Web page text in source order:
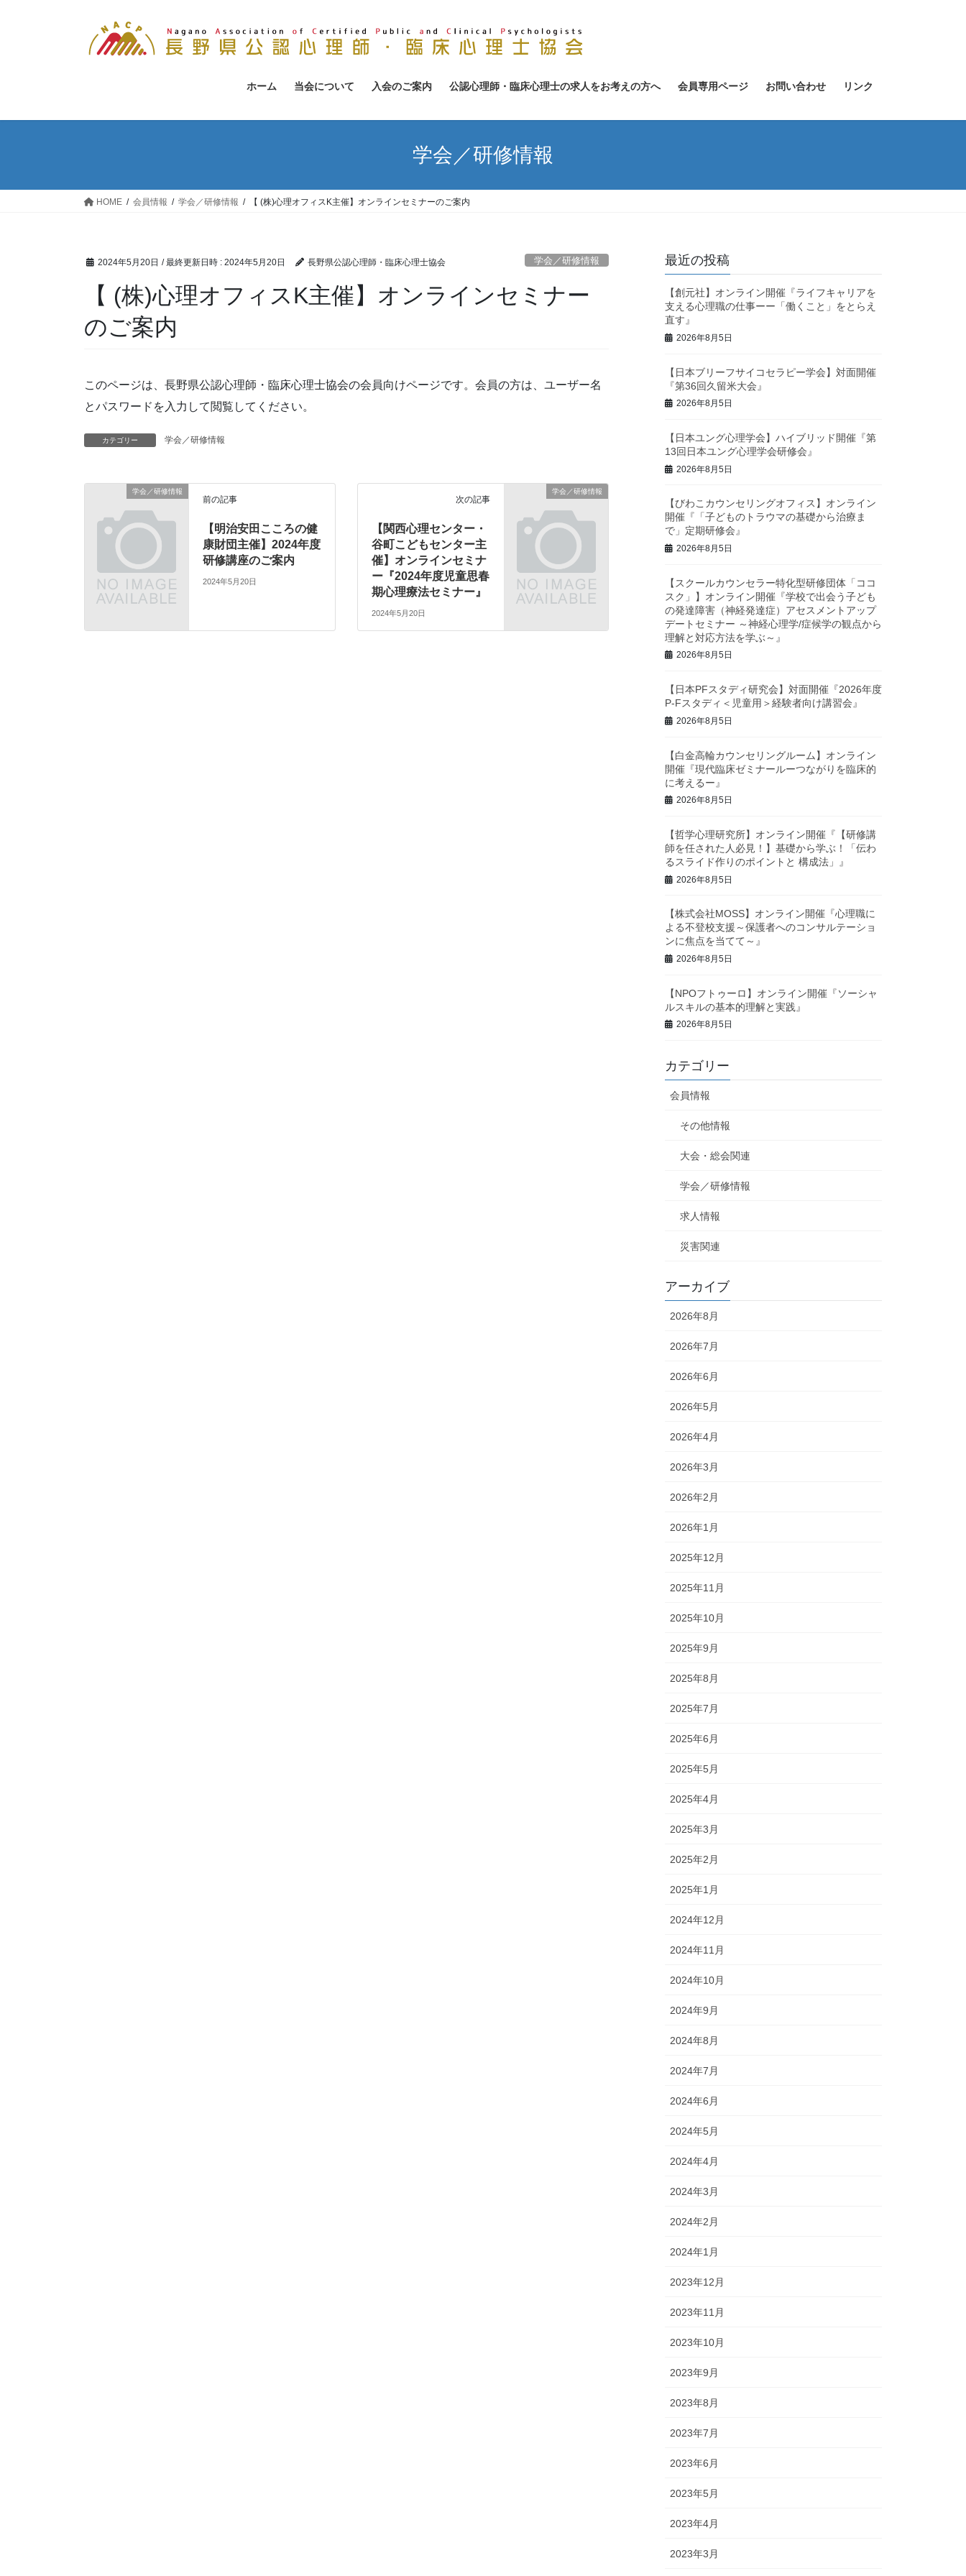
ホーム 当会について 入会のご案内 公認心理師・臨床心理士の求人をお考えの方へ 会員専用ページ お問い合わせ リンク
学会／研修情報
HOME 会員情報 学会／研修情報 【 (株)心理オフィスK主催】オンラインセミナーのご案内
2024年5月20日 / 最終更新日時 : 2024年5月20日 長野県公認心理師・臨床心理士協会 学会／研修情報
【 (株)心理オフィスK主催】オンラインセミナー
のご案内
このページは、長野県公認心理師・臨床心理士協会の会員向けページです。会員の方は、ユーザー名
とパスワードを入力して閲覧してください。
カテゴリー 学会／研修情報
学会／研修情報
前の記事
【明治安田こころの健
康財団主催】2024年度
研修講座のご案内
2024年5月20日
学会／研修情報
次の記事
【関西心理センター・
谷町こどもセンター主
催】オンラインセミナ
ー『2024年度児童思春
期心理療法セミナー』
2024年5月20日
最近の投稿
【創元社】オンライン開催『ライフキャリアを
支える心理職の仕事ーー「働くこと」をとらえ
直す』
2026年8月5日
【日本ブリーフサイコセラピー学会】対面開催
『第36回久留米大会』
2026年8月5日
【日本ユング心理学会】ハイブリッド開催『第
13回日本ユング心理学会研修会』
2026年8月5日
【びわこカウンセリングオフィス】オンライン
開催『「子どものトラウマの基礎から治療ま
で」定期研修会』
2026年8月5日
【スクールカウンセラー特化型研修団体「ココ
スク」】オンライン開催『学校で出会う子ども
の発達障害（神経発達症）アセスメントアップ
デートセミナー ～神経心理学/症候学の観点から
理解と対応方法を学ぶ～』
2026年8月5日
【日本PFスタディ研究会】対面開催『2026年度
P-Fスタディ＜児童用＞経験者向け講習会』
2026年8月5日
【白金高輪カウンセリングルーム】オンライン
開催『現代臨床ゼミナールーつながりを臨床的
に考えるー』
2026年8月5日
【哲学心理研究所】オンライン開催『【研修講
師を任された人必見！】基礎から学ぶ！「伝わ
るスライド作りのポイントと 構成法」』
2026年8月5日
【株式会社MOSS】オンライン開催『心理職に
よる不登校支援～保護者へのコンサルテーショ
ンに焦点を当てて～』
2026年8月5日
【NPOフトゥーロ】オンライン開催『ソーシャ
ルスキルの基本的理解と実践』
2026年8月5日
カテゴリー
会員情報
その他情報
大会・総会関連
学会／研修情報
求人情報
災害関連
アーカイブ
2026年8月
2026年7月
2026年6月
2026年5月
2026年4月
2026年3月
2026年2月
2026年1月
2025年12月
2025年11月
2025年10月
2025年9月
2025年8月
2025年7月
2025年6月
2025年5月
2025年4月
2025年3月
2025年2月
2025年1月
2024年12月
2024年11月
2024年10月
2024年9月
2024年8月
2024年7月
2024年6月
2024年5月
2024年4月
2024年3月
2024年2月
2024年1月
2023年12月
2023年11月
2023年10月
2023年9月
2023年8月
2023年7月
2023年6月
2023年5月
2023年4月
2023年3月